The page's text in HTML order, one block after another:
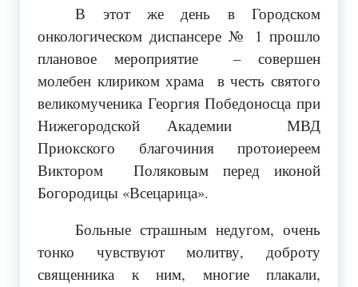
В этот же день в Городском
онкологическом диспансере № 1 прошло
плановое мероприятие – совершен
молебен клириком храма в честь святого
великомученика Георгия Победоносца при
Нижегородской Академии МВД
Приокского благочиния протоиереем
Виктором Поляковым перед иконой
Богородицы «Всецарица».
Больные страшным недугом, очень
тонко чувствуют молитву, доброту
священника к ним, многие плакали,